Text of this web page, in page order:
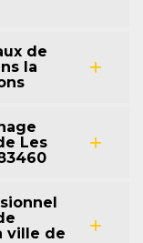
de
la
Les
ville de